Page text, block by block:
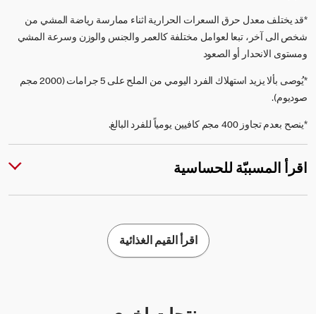
*قد يختلف معدل حرق السعرات الحرارية اثناء ممارسة رياضة المشي من
شخص الى آخر، تبعا لعوامل مختلفة كالعمر والجنس والوزن وسرعة المشي
ومستوى الانحدار أو الصعود
*يُوصى بألا يزيد استهلاك الفرد اليومي من الملح على 5 جرامات (2000 مجم
صوديوم).
*ينصح بعدم تجاوز 400 مجم كافيين يومياً للفرد البالغ.
اقرأ المسببّة للحساسية
اقرأ القيم الغذائية